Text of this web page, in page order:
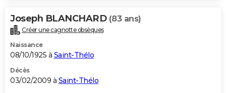
Joseph BLANCHARD (83 ans)
Créer une cagnotte obsèques
Naissance
08/10/1925 à Saint-Thélo
Décès
03/02/2009 à Saint-Thélo